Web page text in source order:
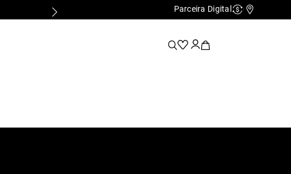
Parceira Digital Cashback